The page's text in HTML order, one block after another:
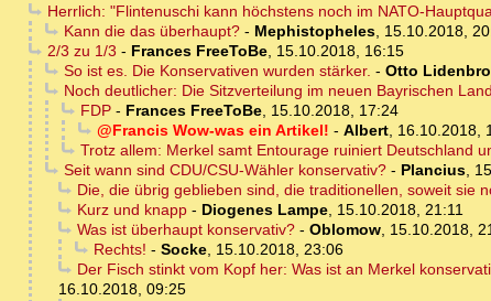
Herrlich: "Flintenuschi kann höchstens noch im NATO-
Kann die das überhaupt?- Mephistopheles, 15.10.2018,
2/3 zu 1/3 - Frances FreeToBe, 15.10.2018, 16:15
So ist es. Die Konservativen wurden stärker. - Otto
Noch deutlicher: Die Sitzverteilung im neuen Bayrischen
FDP- Frances FreeToBe, 15.10.2018, 17:24
@Francis Wow-was ein Artikel! - Albert, 16.10.2018,
Trotz allem: Merkel samt Entourage ruiniert Deutschland
Seit wann sind CDU/CSU-Wähler konservativ?- Plancius,
Die, die übrig geblieben sind, die traditionellen, soweit sie
Kurz und knapp- Diogenes Lampe, 15.10.2018, 21:11
Was ist überhaupt konservativ?- Oblomow, 15.10.2018,
Rechts! - Socke, 15.10.2018, 23:06
Der Fisch stinkt vom Kopf her: Was ist an Merkel
16.10.2018, 09:25